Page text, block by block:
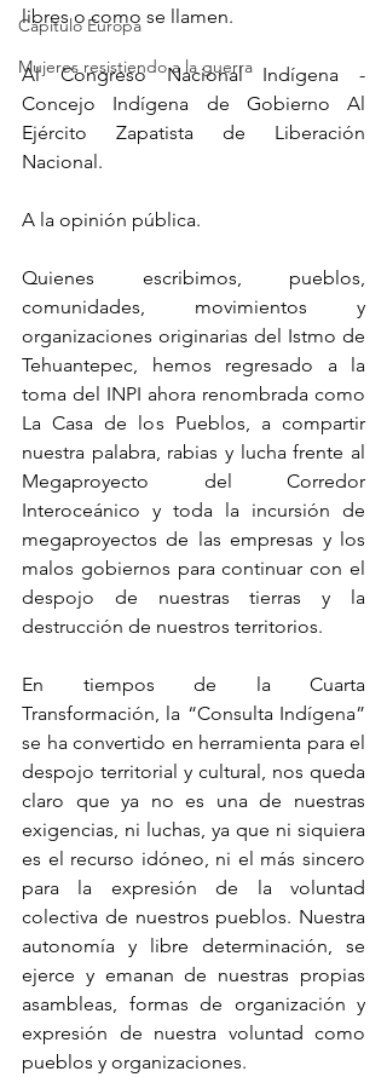
Capítulo Europa
Mujeres resistiendo a la guerra
libres o como se llamen.
Al Congreso Nacional Indígena -
Concejo Indígena de Gobierno Al
Ejército Zapatista de Liberación
Nacional.
A la opinión pública.
Quienes escribimos, pueblos,
comunidades, movimientos y
organizaciones originarias del Istmo de
Tehuantepec, hemos regresado a la
toma del INPI ahora renombrada como
La Casa de los Pueblos, a compartir
nuestra palabra, rabias y lucha frente al
Megaproyecto del Corredor
Interoceánico y toda la incursión de
megaproyectos de las empresas y los
malos gobiernos para continuar con el
despojo de nuestras tierras y la
destrucción de nuestros territorios.
En tiempos de la Cuarta
Transformación, la “Consulta Indígena”
se ha convertido en herramienta para el
despojo territorial y cultural, nos queda
claro que ya no es una de nuestras
exigencias, ni luchas, ya que ni siquiera
es el recurso idóneo, ni el más sincero
para la expresión de la voluntad
colectiva de nuestros pueblos. Nuestra
autonomía y libre determinación, se
ejerce y emanan de nuestras propias
asambleas, formas de organización y
expresión de nuestra voluntad como
pueblos y organizaciones.